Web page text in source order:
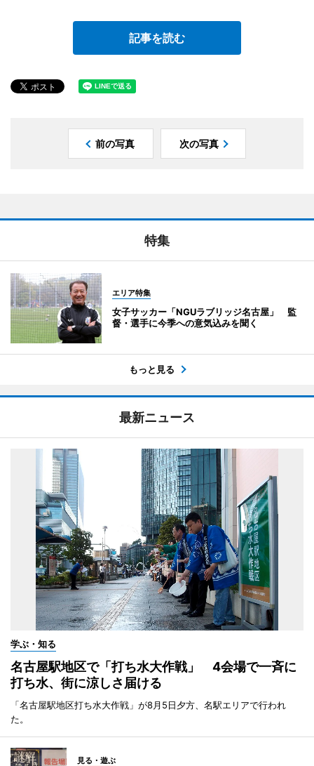
記事を読む
前の写真 次の写真
特集
エリア特集
女子サッカー「NGUラブリッジ名古屋」 監
督・選手に今季への意気込みを聞く
もっと見る
最新ニュース
学ぶ・知る
名古屋駅地区で「打ち水大作戦」 4会場で一斉に
打ち水、街に涼しさ届ける
「名古屋駅地区打ち水大作戦」が8月5日夕方、名駅エリアで行われ
た。
見る・遊ぶ